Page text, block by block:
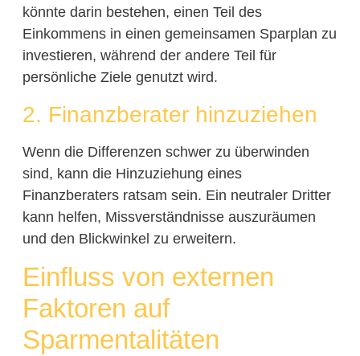
könnte darin bestehen, einen Teil des
Einkommens in einen gemeinsamen Sparplan zu
investieren, während der andere Teil für
persönliche Ziele genutzt wird.
2. Finanzberater hinzuziehen
Wenn die Differenzen schwer zu überwinden
sind, kann die Hinzuziehung eines
Finanzberaters ratsam sein. Ein neutraler Dritter
kann helfen, Missverständnisse auszuräumen
und den Blickwinkel zu erweitern.
Einfluss von externen
Faktoren auf
Sparmentalitäten